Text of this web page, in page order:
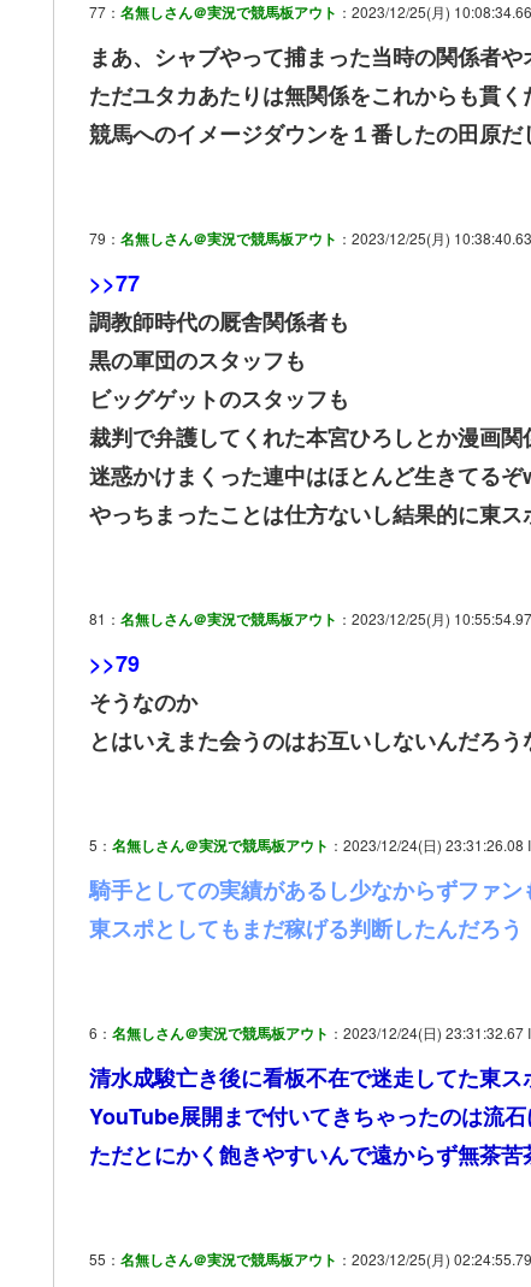
77： 名無しさん＠実況で競馬板アウト ：2023/12/25(月)
まあ、シャブやって捕まった当時の関係者
ただユタカあたりは無関係をこれからも貫く
競馬へのイメージダウンを１番したの田原だ
79： 名無しさん＠実況で競馬板アウト ：2023/12/25(月)
>>77
調教師時代の厩舎関係者も
黒の軍団のスタッフも
ビッグゲットのスタッフも
裁判で弁護してくれた本宮ひろしとか漫画関
迷惑かけまくった連中はほとんど生きてるぞ
やっちまったことは仕方ないし結果的に東
81： 名無しさん＠実況で競馬板アウト ：2023/12/25(月)
>>79
そうなのか
とはいえまた会うのはお互いしないんだろう
5： 名無しさん＠実況で競馬板アウト ：2023/12/24(日)
騎手としての実績があるし少なからずファン
東スポとしてもまだ稼げる判断したんだろう
6： 名無しさん＠実況で競馬板アウト ：2023/12/24(日) 23:31:32.67
清水成駿亡き後に看板不在で迷走してた東
YouTube展開まで付いてきちゃったのは流
ただとにかく飽きやすいんで遠からず無茶苦
55： 名無しさん＠実況で競馬板アウト ：2023/12/25(月)